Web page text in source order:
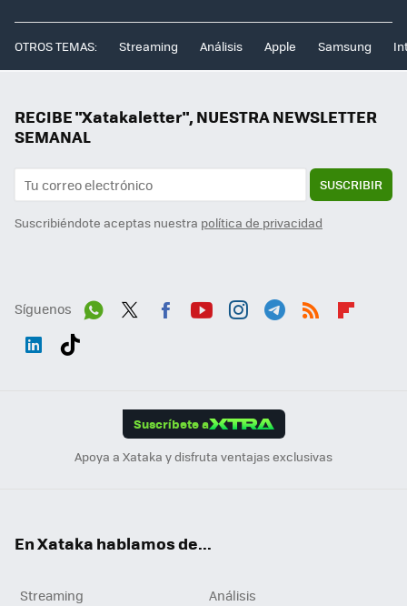
OTROS TEMAS: Streaming Análisis Apple Samsung
RECIBE "Xatakaletter", NUESTRA NEWSLETTER
SEMANAL
SUSCRIBIR
Suscribiéndote aceptas nuestra política de privacidad
Síguenos
Suscríbete a
Apoya a Xataka y disfruta ventajas exclusivas
En Xataka hablamos de...
Streaming
Análisis